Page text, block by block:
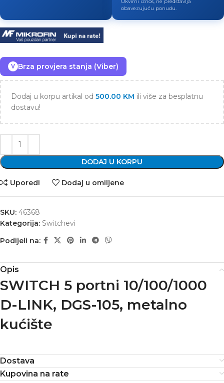
obavezujuću ponudu.
V Brza provjera stanja (Viber)
Dodaj u korpu artikal od 500.00 KM ili više za besplatnu
dostavu!
DODAJ U KORPU
Uporedi Dodaj u omiljene
SKU: 46368
Kategorija: Switchevi
Podijeli na:
Opis
SWITCH 5 portni 10/100/1000
D-LINK, DGS-105, metalno
kućište
Dostava
Kupovina na rate